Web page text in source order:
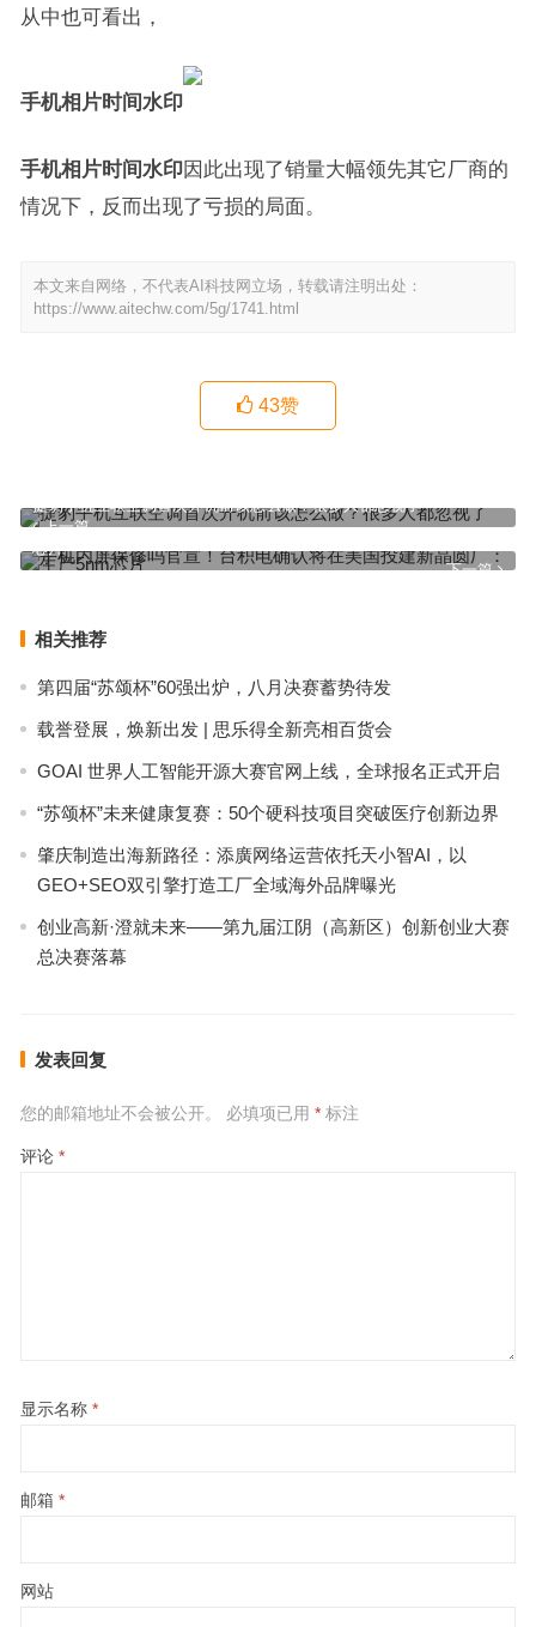
从中也可看出，
手机相片时间水印
手机相片时间水印因此出现了销量大幅领先其它厂商的
情况下，反而出现了亏损的局面。
本文来自网络，不代表AI科技网立场，转载请注明出处：
https://www.aitechw.com/5g/1741.html
43赞
上一篇
捷豹手机互联空调首次开机前该怎么做？很多人都忽视了
下一篇
手机内屏保修吗官宣！台积电确认将在美国投建新晶圆厂：生产5nm
芯片
相关推荐
第四届“苏颂杯”60强出炉，八月决赛蓄势待发
载誉登展，焕新出发 | 思乐得全新亮相百货会
GOAI 世界人工智能开源大赛官网上线，全球报名正式开启
“苏颂杯”未来健康复赛：50个硬科技项目突破医疗创新边界
肇庆制造出海新路径：添廣网络运营依托天小智AI，以
GEO+SEO双引擎打造工厂全域海外品牌曝光
创业高新·澄就未来——第九届江阴（高新区）创新创业大赛
总决赛落幕
发表回复
您的邮箱地址不会被公开。 必填项已用 *标注
评论 *
显示名称 *
邮箱 *
网站